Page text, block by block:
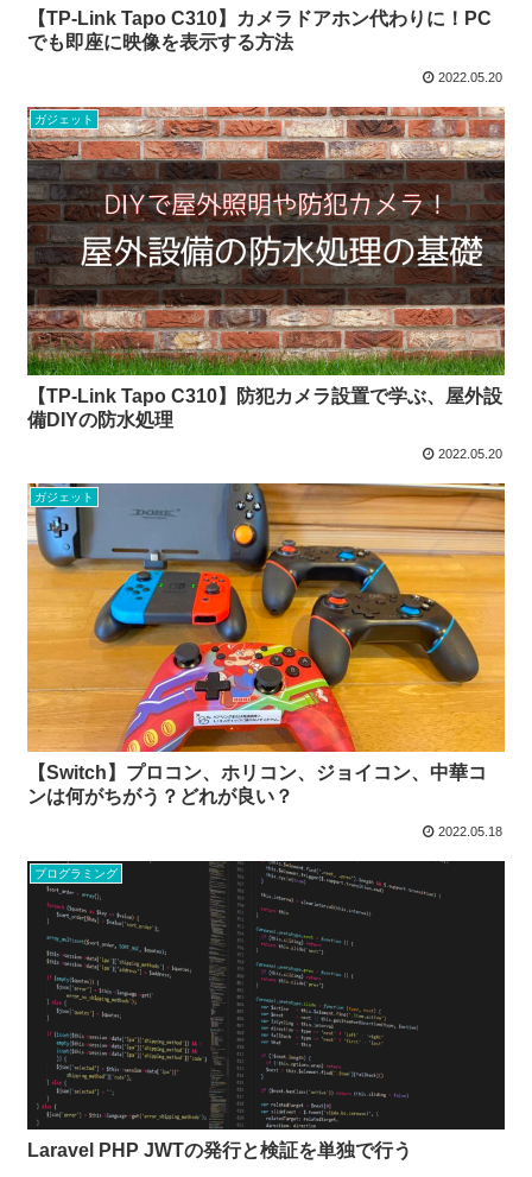
【TP-Link Tapo C310】カメラドアホン代わりに！PC
でも即座に映像を表示する方法
2022.05.20
ガジェット
【TP-Link Tapo C310】防犯カメラ設置で学ぶ、屋外設
備DIYの防水処理
2022.05.20
ガジェット
【Switch】プロコン、ホリコン、ジョイコン、中華コ
ンは何がちがう？どれが良い？
2022.05.18
プログラミング
Laravel PHP JWTの発行と検証を単独で行う